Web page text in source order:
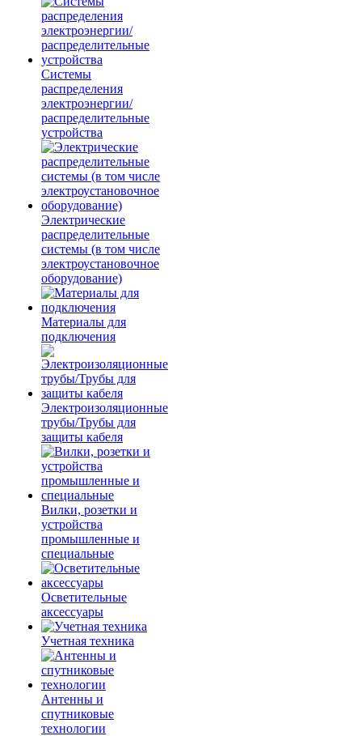
Системы
распределения
электроэнергии/
распределительные
устройства
Электрические
распределительные
системы (в том числе
электроустановочное
оборудование)
Материалы для
подключения
Электроизоляционные
трубы/Трубы для
защиты кабеля
Вилки, розетки и
устройства
промышленные и
специальные
Осветительные
аксессуары
Учетная техника
Антенны и
спутниковые
технологии